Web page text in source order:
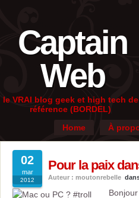
Captain
Web
le VRAI blog geek et high tech de
référence (BORDEL)
Home
À
02
mar
2012
Pour la paix
Auteur : moutonrebelle